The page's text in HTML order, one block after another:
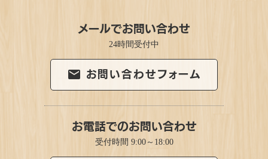
メールでお問い合わせ
24時間受付中
email お問い合わせフォーム
お電話でのお問い合わせ
受付時間 9:00～18:00